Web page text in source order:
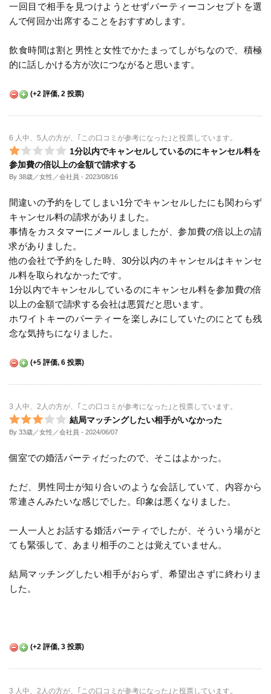
一回目で相手を見つけようとせずパーティーコンセプトを選
んで何回か出席することをおすすめします。
飲食時間は割と男性と女性でかたまってしがちなので、積極
的に話しかける方が次につながると思います。
(+2 評価, 2 投票)
6 人中、5人の方が、｢この口コミが参考になった｣と投票しています。
1分以内でキャンセルしているのにキャンセル料を
参加費の倍以上の金額で請求する
By 38歳／女性／会社員 - 2023/08/16
間違いの予約をしてしまい1分でキャンセルしたにも関わらず
キャンセル料の請求がありました。
事情をカスタマーにメールしましたが、参加費の倍以上の請
求がありました。
他の会社で予約をした時、30分以内のキャンセルはキャンセ
ル料を取られなかったです。
1分以内でキャンセルしているのにキャンセル料を参加費の倍
以上の金額で請求する会社は悪質だと思います。
ホワイトキーのパーティーを楽しみにしていたのにとても残
念な気持ちになりました。
(+5 評価, 6 投票)
3 人中、2人の方が、｢この口コミが参考になった｣と投票しています。
結局マッチングしたい相手がいなかった
By 33歳／女性／会社員 - 2024/06/07
個室での婚活パーティだったので、そこはよかった。
ただ、男性同士が知り合いのような会話していて、内容から
常連さんみたいな感じでした。印象は悪くなりました。
一人一人とお話する婚活パーティでしたが、そういう場がと
ても緊張して、あまり相手のことは覚えていません。
結局マッチングしたい相手がおらず、希望出さずに終わりま
した。
(+2 評価, 3 投票)
3 人中、2人の方が、｢この口コミが参考になった｣と投票しています。